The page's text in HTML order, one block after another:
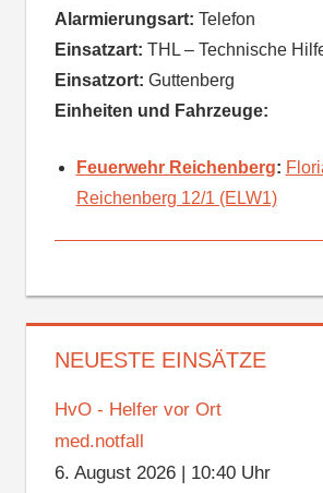
Alarmierungsart: Telefon
Einsatzart: THL – Technische
Einsatzort: Guttenberg
Einheiten und Fahrzeuge:
Feuerwehr Reichenberg:
Reichenberg 12/1 (ELW1)
NEUESTE EINSÄTZE
HvO - Helfer vor Ort
med.notfall
6. August 2026| 10:40 Uhr